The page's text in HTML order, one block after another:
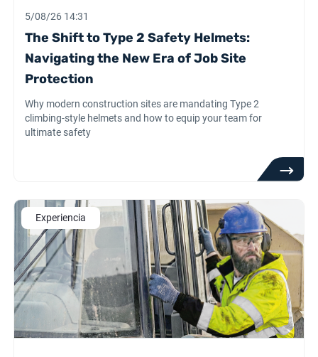
5/08/26 14:31
The Shift to Type 2 Safety Helmets:
Navigating the New Era of Job Site
Protection
Why modern construction sites are mandating Type 2
climbing-style helmets and how to equip your team for
ultimate safety
Experiencia